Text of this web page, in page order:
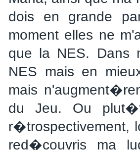
dois en grande
moment elles ne
que la NES. Dans
NES mais en
mais
du Jeu. Ou
r�trospectivement,
red�couvris ma